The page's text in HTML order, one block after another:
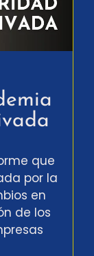
que
por la
en
de los